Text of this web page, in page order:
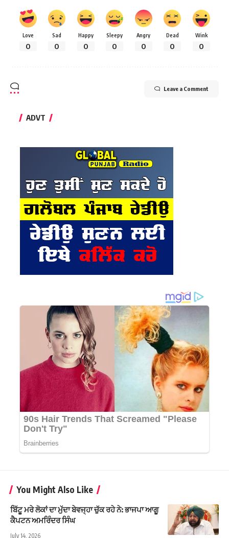
Love
0
Sad
0
Happy
0
Sleepy
0
Angry
0
Dead
0
Wink
0
Leave a Comment
ADVT
You Might Also Like
ਬਿੱਟੂ ਮਰੇ ਲੋਕਾਂ ਦਾ ਮੁੱਦਾ ਬੇਵਜ੍ਹਾ ਚੁੱਕ ਰਹੇ ਨੇ: ਭਾਜਪਾ ਆਗੂ
ਕੈਪਟਨ ਅਮਰਿੰਦਰ ਸਿੰਘ
July 14, 2026